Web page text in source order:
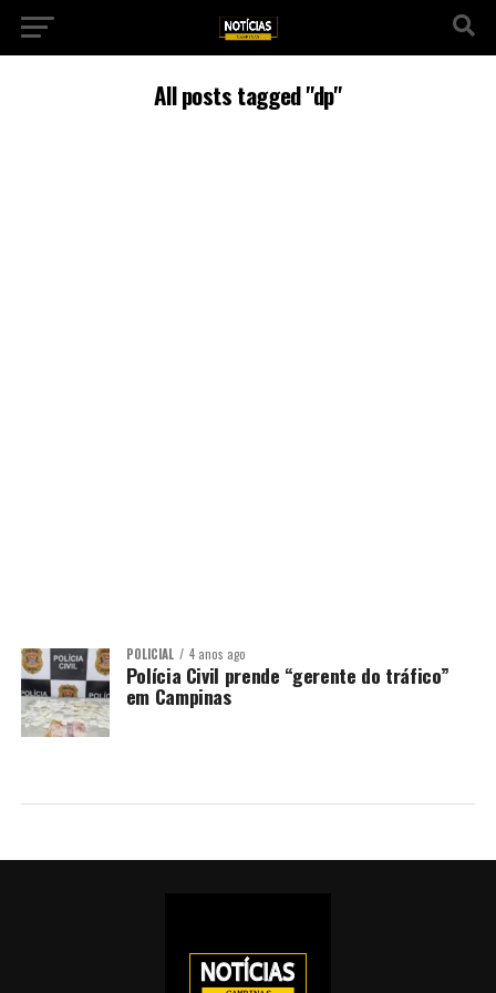
All posts tagged "dp"
POLICIAL 4 anos ago
Polícia Civil prende “gerente do tráfico”
em Campinas